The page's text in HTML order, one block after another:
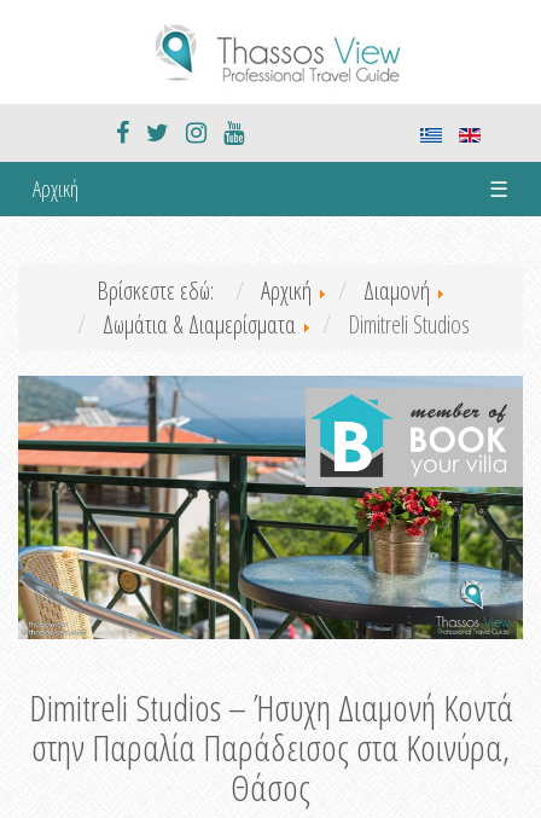
Αρχική ☰
Βρίσκεστε εδώ: Αρχική
Διαμονή
Δωμάτια & Διαμερίσματα
Dimitreli Studios
Dimitreli Studios – Ήσυχη Διαμονή Κοντά
στην Παραλία Παράδεισος στα Κοινύρα,
Θάσος